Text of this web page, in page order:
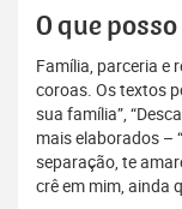
O que
Família, parceria e
coroas. Os textos
sua família”,
mais elaborados –
separação, te
crê em mim, ainda